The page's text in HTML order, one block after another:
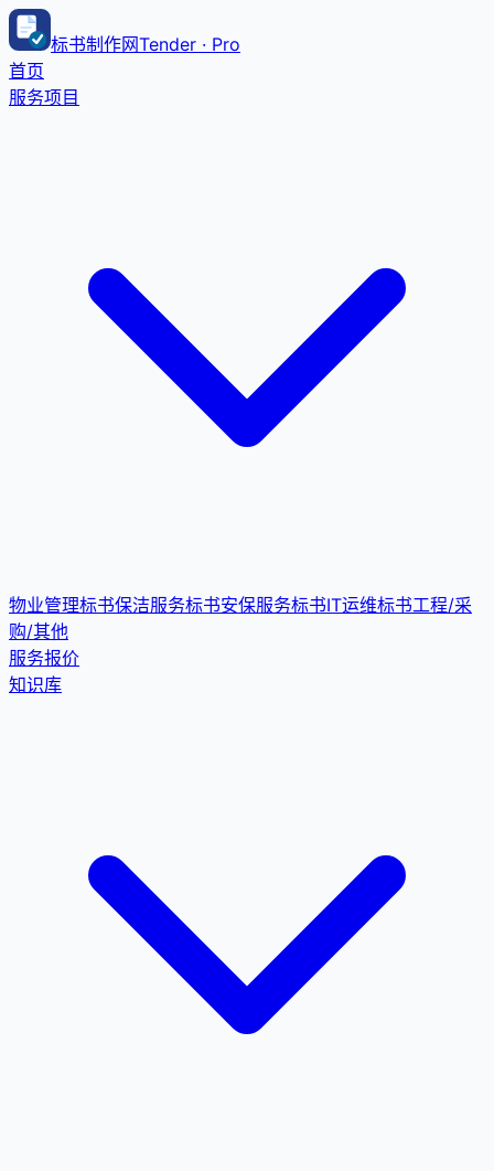
标书制作网Tender · Pro
首页
服务项目
物业管理标书保洁服务标书安保服务标书IT运维标书工程/采
购/其他
服务报价
知识库